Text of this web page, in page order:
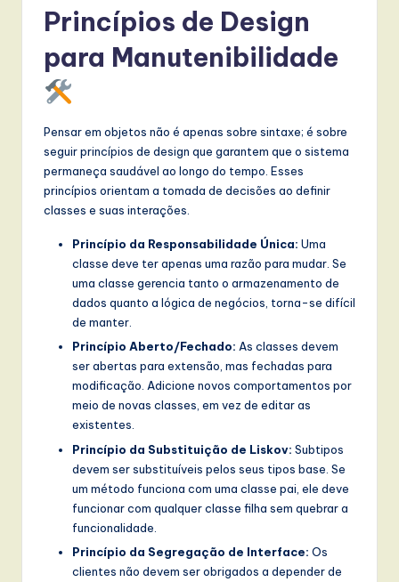
Princípios de Design
para Manutenibilidade
Pensar em objetos não é apenas sobre sintaxe; é sobre
seguir princípios de design que garantem que o sistema
permaneça saudável ao longo do tempo. Esses
princípios orientam a tomada de decisões ao definir
classes e suas interações.
Princípio da Responsabilidade Única: Uma
classe deve ter apenas uma razão para mudar. Se
uma classe gerencia tanto o armazenamento de
dados quanto a lógica de negócios, torna-se difícil
de manter.
Princípio Aberto/Fechado: As classes devem
ser abertas para extensão, mas fechadas para
modificação. Adicione novos comportamentos por
meio de novas classes, em vez de editar as
existentes.
Princípio da Substituição de Liskov: Subtipos
devem ser substituíveis pelos seus tipos base. Se
um método funciona com uma classe pai, ele deve
funcionar com qualquer classe filha sem quebrar a
funcionalidade.
Princípio da Segregação de Interface: Os
clientes não devem ser obrigados a depender de